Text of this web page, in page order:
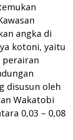
angka di
kotoni, yaitu
disusun oleh
Wakatobi
0,03 – 0,08